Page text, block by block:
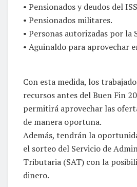
• Pensionados y deudos del
• Pensionados militares.
• Personas autorizadas por la
• Aguinaldo para aprovechar
Con esta medida, los
recursos antes del Buen Fin
permitirá aprovechar las
de manera oportuna.
Además, tendrán la
el sorteo del Servicio de
Tributaria (SAT) con la
dinero.